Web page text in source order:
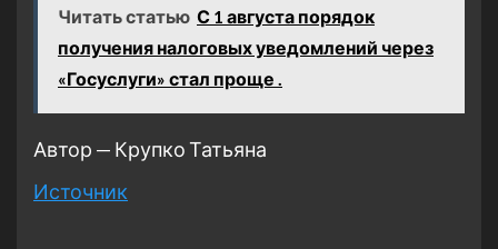
Читать статью С 1 августа порядок
получения налоговых уведомлений через
«Госуслуги» стал проще .
Автор — Крупко Татьяна
Источник